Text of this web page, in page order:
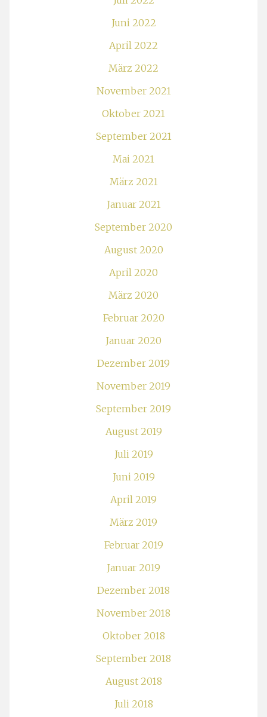
Juni 2022
April 2022
März 2022
November 2021
Oktober 2021
September 2021
Mai 2021
März 2021
Januar 2021
September 2020
August 2020
April 2020
März 2020
Februar 2020
Januar 2020
Dezember 2019
November 2019
September 2019
August 2019
Juli 2019
Juni 2019
April 2019
März 2019
Februar 2019
Januar 2019
Dezember 2018
November 2018
Oktober 2018
September 2018
August 2018
Juli 2018